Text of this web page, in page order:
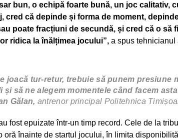
bun, o echipă foarte bună, un joc calitativ,
cred că depinde și forma de moment,
poate fracțiuni de secundă, și cred că o să
ridica la înălțimea jocului”, a spus tehnicianul
joacă tur-retur, trebuie să punem presiune
să ne alegem momentele când facem
Gălan, antrenor principal Politehnica
fost epuizate într-un timp record. Cele de la
oră înainte de startul jocului, în limita